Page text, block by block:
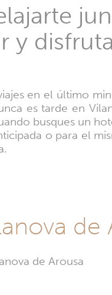
y
en el último
es tarde en
busques un
o para el
de
de Arousa